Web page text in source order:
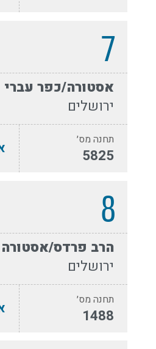
7
אסטורה/כפר עברי
ירושלים
תחנה מס׳
5825
8
הרב פרדס/אסטורה
ירושלים
תחנה מס׳
1488